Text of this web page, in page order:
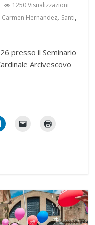
1250 Visualizzazioni
Carmen Hernandez, Santi,
presso il Seminario
Arcivescovo